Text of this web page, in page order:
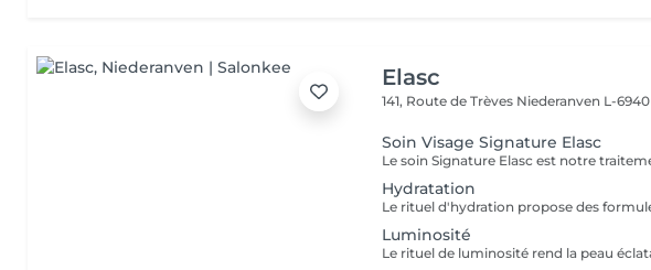
Elasc
141, Route de Trèves Niederanven L-6940
Soin Visage Signature Elasc
Hydratation
Luminosité